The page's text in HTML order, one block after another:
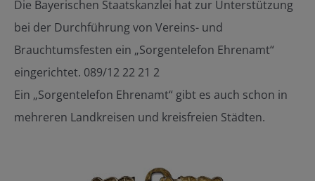
Die Bayerischen Staatskanzlei hat zur Unterstützung
bei der Durchführung von Vereins- und
Brauchtumsfesten ein „Sorgentelefon Ehrenamt“
eingerichtet. 089/12 22 21 2
Ein „Sorgentelefon Ehrenamt“ gibt es auch schon in
mehreren Landkreisen und kreisfreien Städten.